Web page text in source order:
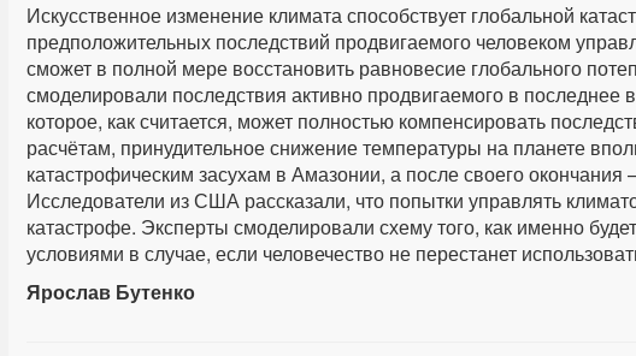
Искусственное изменение климата способствует глобальной
предположительных последствий продвигаемого человеком
сможет в полной мере восстановить равновесие глобального
смоделировали последствия активно продвигаемого в последнее
которое, как считается, может полностью компенсировать
расчётам, принудительное снижение температуры на планете
катастрофическим засухам в Амазонии, а после своего окончания
Исследователи из США рассказали, что попытки управлять
катастрофе. Эксперты смоделировали схему того, как именно
условиями в случае, если человечество не перестанет
Ярослав Бутенко